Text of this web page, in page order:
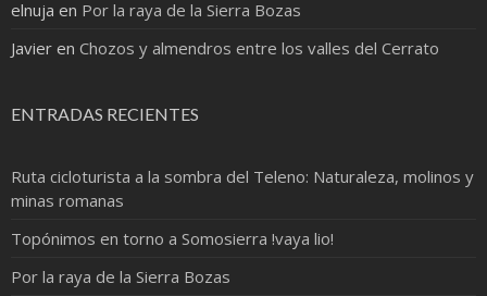
elnuja en Por la raya de la Sierra Bozas
Javier en Chozos y almendros entre los valles del Cerrato
ENTRADAS RECIENTES
Ruta cicloturista a la sombra del Teleno: Naturaleza, molinos y
minas romanas
Topónimos en torno a Somosierra !vaya lio!
Por la raya de la Sierra Bozas